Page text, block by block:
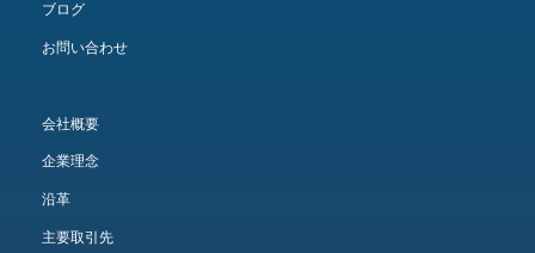
ブログ
お問い合わせ
会社概要
企業理念
沿革
主要取引先